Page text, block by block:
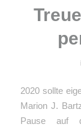
2020 sollte
Marion J.
Pause auf